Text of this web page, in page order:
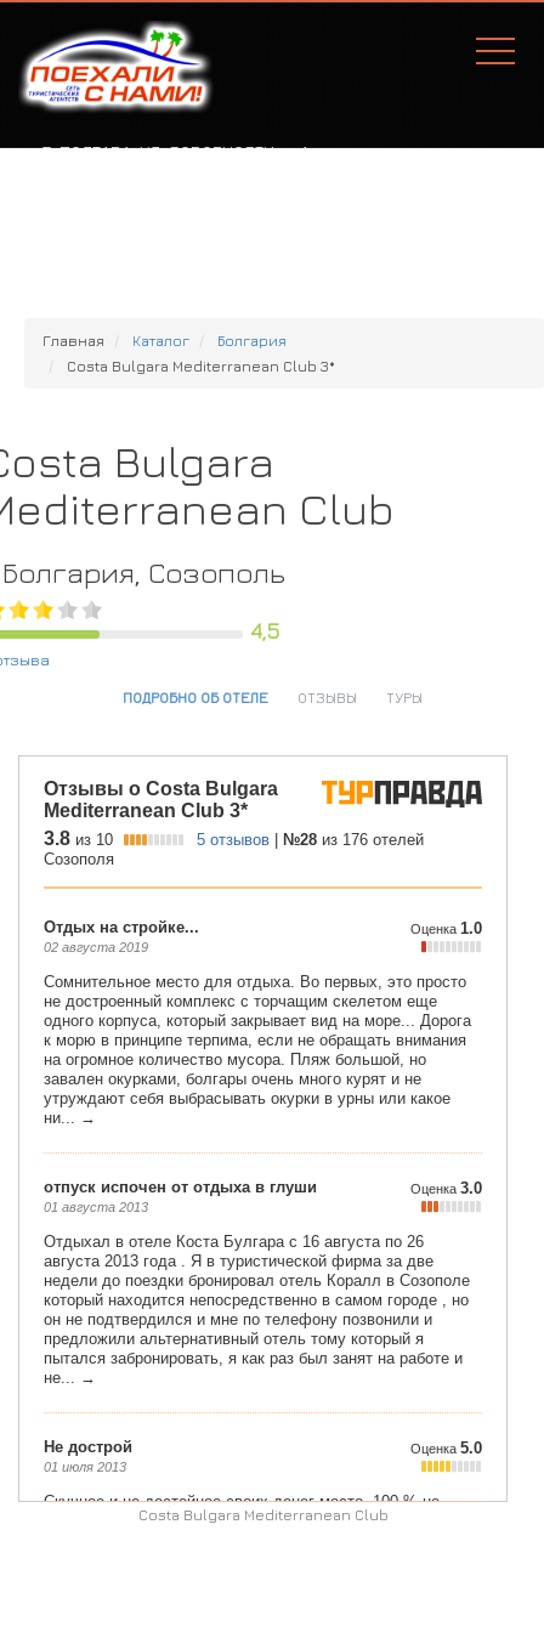
Г. ПОЛТАВА, УЛ. СОБОРНОСТИ, 77А
Главная Каталог
Болгария
Costa Bulgara Mediterranean Club 3*
Bulgara
Club
Болгария, Созополь
4,5
ПОДРОБНО ОБ ОТЕЛЕ
ОТЗЫВЫ ТУРЫ
Costa Bulgara Mediterranean Club